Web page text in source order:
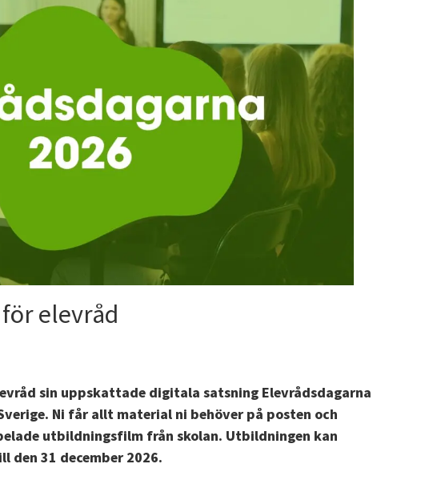
elevråd
sin uppskattade digitala satsning Elevrådsdagarna
Ni får allt material ni behöver på posten och
utbildningsfilm från skolan. Utbildningen kan
31 december 2026.